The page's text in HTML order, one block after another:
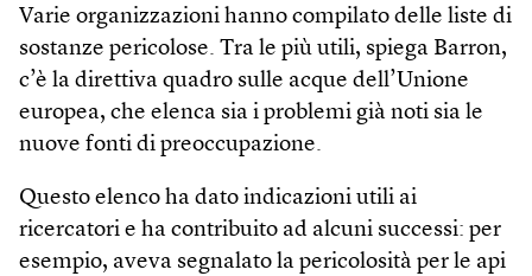
Varie organizzazioni hanno compilato delle liste di
sostanze pericolose. Tra le più utili, spiega Barron,
c’è la direttiva quadro sulle acque dell’Unione
europea, che elenca sia i problemi già noti sia le
nuove fonti di preoccupazione.
Questo elenco ha dato indicazioni utili ai
ricercatori e ha contribuito ad alcuni successi: per
esempio, aveva segnalato la pericolosità per le api